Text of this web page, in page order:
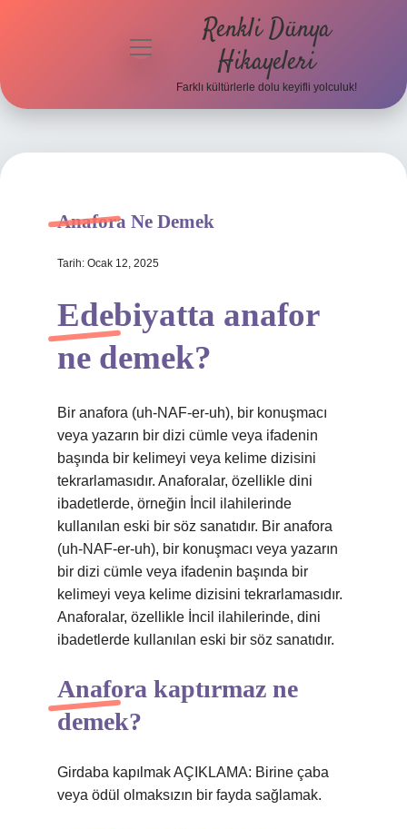
menüyü
Renkli Dünya
Hikayeleri
Farklı kültürlerle dolu keyifli yolculuk!
Anafora Ne Demek
Tarih: Ocak 12, 2025
Edebiyatta anafor
ne demek?
Bir anafora (uh-NAF-er-uh), bir konuşmacı
veya yazarın bir dizi cümle veya ifadenin
başında bir kelimeyi veya kelime dizisini
tekrarlamasıdır. Anaforalar, özellikle dini
ibadetlerde, örneğin İncil ilahilerinde
kullanılan eski bir söz sanatıdır. Bir anafora
(uh-NAF-er-uh), bir konuşmacı veya yazarın
bir dizi cümle veya ifadenin başında bir
kelimeyi veya kelime dizisini tekrarlamasıdır.
Anaforalar, özellikle İncil ilahilerinde, dini
ibadetlerde kullanılan eski bir söz sanatıdır.
Anafora kaptırmaz ne
demek?
Girdaba kapılmak AÇIKLAMA: Birine çaba
veya ödül olmaksızın bir fayda sağlamak.